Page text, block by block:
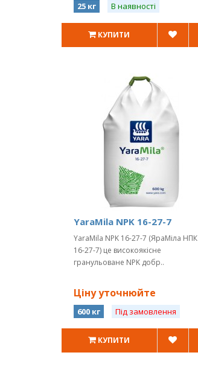
25 кг В наявності
КУПИТИ
YaraMila NPK 16-27-7
YaraMila NPK 16-27-7 (ЯраМіла НПК
16-27-7) це високоякісне
гранульоване NPK добр..
Ціну уточнюйте
600 кг Під замовлення
КУПИТИ